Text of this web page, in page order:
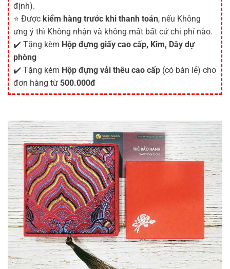
định).
⭐ Được kiểm hàng trước khi thanh toán, nếu Không
ưng ý thì Không nhận và không mất bất cứ chi phí nào.
✔️ Tặng kèm Hộp đựng giấy cao cấp, Kim, Dây dự
phòng
✔️ Tặng kèm Hộp đựng vải thêu cao cấp (có bán lẻ) cho
đơn hàng từ 500.000đ